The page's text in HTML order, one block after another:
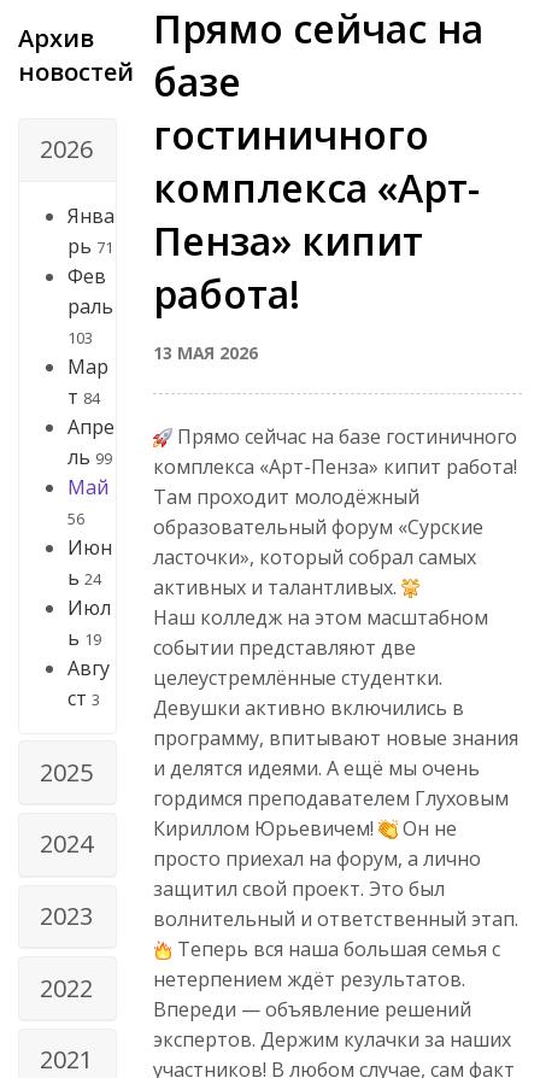
Архив
новостей
2026
Янва
рь 71
Фев
раль
103
Мар
т 84
Апре
ль 99
Май
56
Июн
ь 24
Июл
ь 19
Авгу
ст 3
2025
2024
2023
2022
2021
Прямо сейчас на
базе
гостиничного
комплекса «Арт-
Пенза» кипит
работа!
13 МАЯ 2026
Прямо сейчас на базе гостиничного
комплекса «Арт-Пенза» кипит работа!
Там проходит молодёжный
образовательный форум «Сурские
ласточки», который собрал самых
активных и талантливых.
Наш колледж на этом масштабном
событии представляют две
целеустремлённые студентки.
Девушки активно включились в
программу, впитывают новые знания
и делятся идеями. А ещё мы очень
гордимся преподавателем Глуховым
Кириллом Юрьевичем!
Он не
просто приехал на форум, а лично
защитил свой проект. Это был
волнительный и ответственный этап.
Теперь вся наша большая семья с
нетерпением ждёт результатов.
Впереди — объявление решений
экспертов. Держим кулачки за наших
участников! В любом случае, сам факт